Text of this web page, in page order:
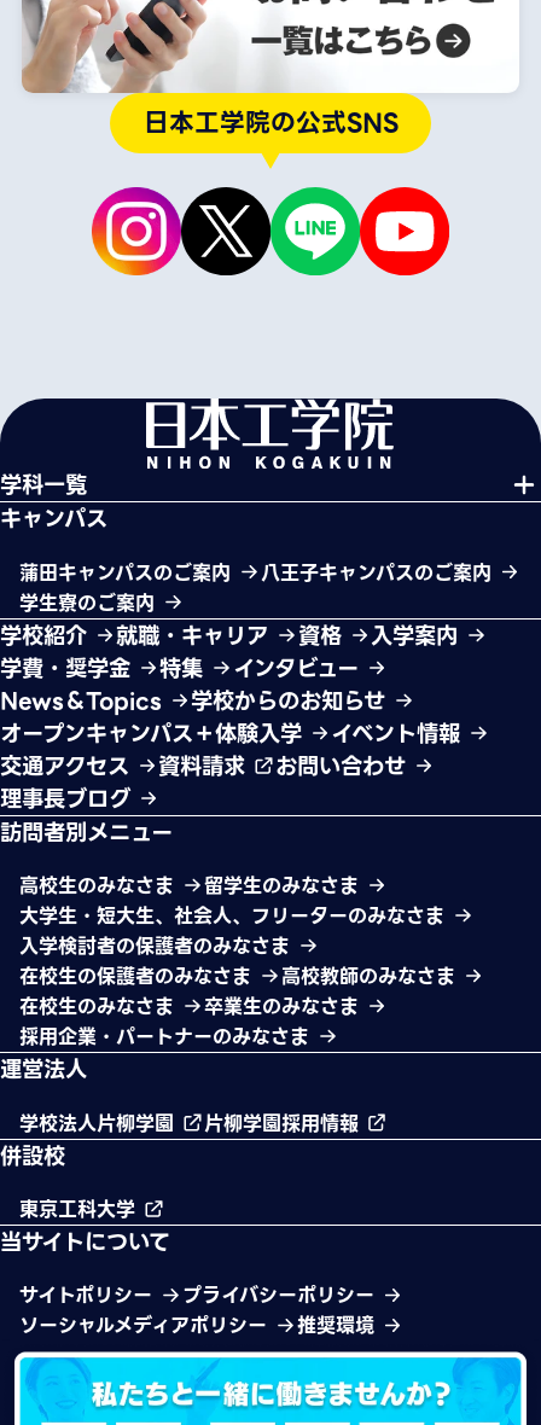
日本工学院の公式SNS
学科一覧
キャンパス
蒲田キャンパスのご案内
八王子キャンパスのご案内
学生寮のご案内
学校紹介 就職・キャリア 資格
入学案内
学費・奨学金
特集
インタビュー
News＆Topics
学校からのお知らせ
オープンキャンパス＋体験入学
イベント情報
交通アクセス
資料請求
お問い合わせ
理事長ブログ
訪問者別メニュー
高校生のみなさま
留学生のみなさま
大学生・短大生、社会人、フリーターのみなさま
入学検討者の保護者のみなさま
在校生の保護者のみなさま
高校教師のみなさま
在校生のみなさま
卒業生のみなさま
採用企業・パートナーのみなさま
運営法人
学校法人片柳学園 片柳学園採用情報
併設校
東京工科大学
当サイトについて
サイトポリシー
プライバシーポリシー
ソーシャルメディアポリシー
推奨環境